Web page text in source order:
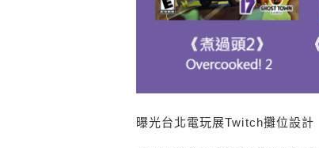
曝光台北電玩展Twitch攤位設